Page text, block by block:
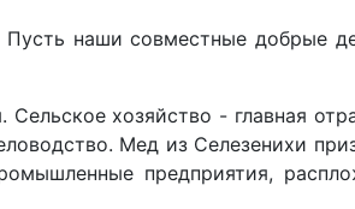
наши совместные добрые
хозяйство - главная
Мед из Селезенихи
предприятия,